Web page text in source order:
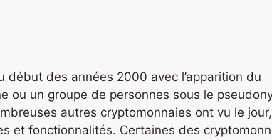
début des années 2000 avec l’apparition du
ou un groupe de personnes sous le
autres cryptomonnaies ont vu le jour,
et fonctionnalités. Certaines des